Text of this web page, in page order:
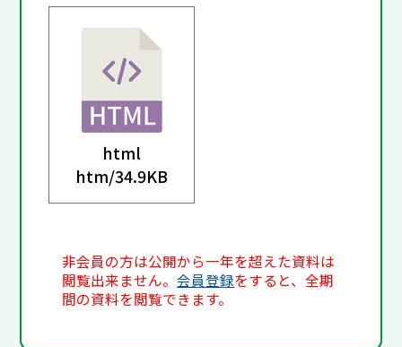
html
htm/34.9KB
非会員の方は公開から一年を超えた資料は
閲覧出来ません。会員登録をすると、全期
間の資料を閲覧できます。